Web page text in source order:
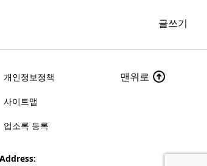
글쓰기
개인정보정책
사이트맵
업소록 등록
맨위로